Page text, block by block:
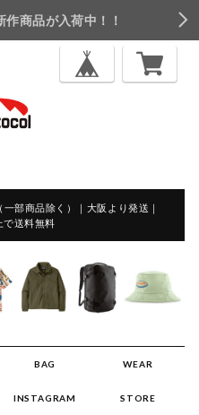
商品が入荷中！！
部商品除く）｜大阪より発送｜
で送料無料
BAG WEAR
INSTAGRAM STORE